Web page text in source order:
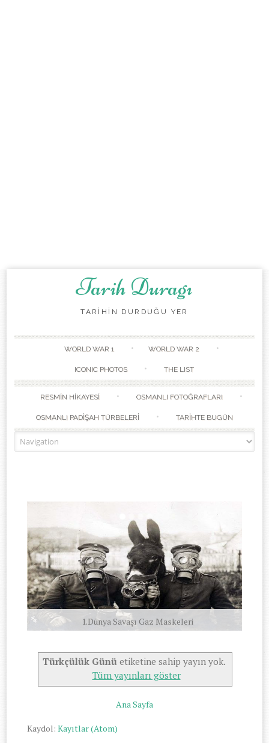
Tarih Duragı
TARİHİN DURDUĞU YER
WORLD WAR 1 WORLD WAR 2
ICONIC PHOTOS THE LIST
RESMİN HİKAYESİ OSMANLI FOTOĞRAFLARI
OSMANLI PADİŞAH TÜRBELERİ TARİHTE BUGÜN
1.Dünya Savaşı Gaz Maskeleri
Türkçülük Günü etiketine sahip yayın yok.
Tüm yayınları göster
Ana Sayfa
Kaydol:Kayıtlar (Atom)